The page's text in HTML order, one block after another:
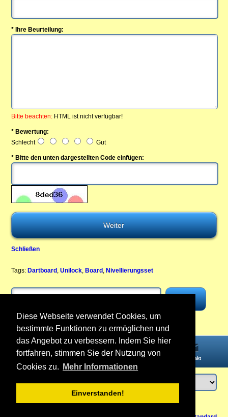
Diese Webseite verwendet Cookies, um
bestimmte Funktionen zu ermöglichen und
das Angebot zu verbessern. Indem Sie hier
fortfahren, stimmen Sie der Nutzung von
Cookies zu.
Mehr Informationen
Einverstanden!
* Ihre Beurteilung:
Bitte beachten: HTML ist nicht verfügbar!
* Bewertung:
Schlecht
Gut
* Bitte den unten dargestellten Code einfügen:
Schließen
Tags: Dartboard ,Unilock ,Board ,Nivellierungsset
Konto Kontakt